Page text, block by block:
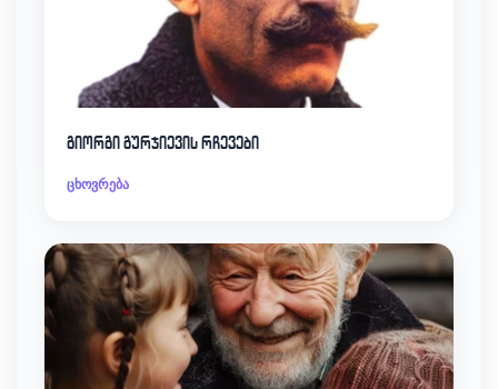
გიორგი გურჯიევის რჩევები
ცხოვრება